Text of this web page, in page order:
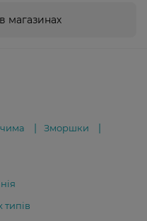
магазинах
Зморшки
типів